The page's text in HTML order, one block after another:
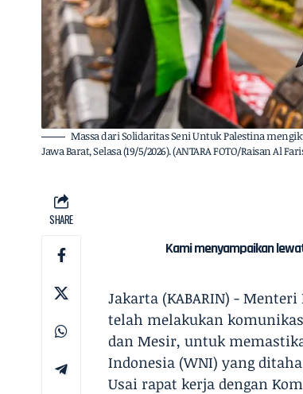
Massa dari Solidaritas Seni Untuk Palestina
Jawa Barat, Selasa (19/5/2026). (ANTARA FOTO/Raisan Al
SHARE
Kami menyampaikan
Jakarta (KABARIN) -
telah melakukan
dan Mesir, untuk
Indonesia (WNI) yang
Usai rapat kerja dengan